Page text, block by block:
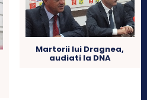
Martorii lui Dragnea,
audiati la DNA